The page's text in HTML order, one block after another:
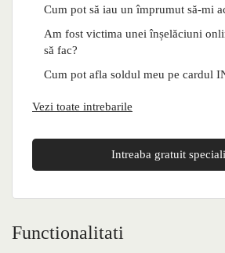
Cum pot să iau un împrumut să-mi
Am fost victima unei înșelăciuni
să fac?
Cum pot afla soldul meu pe cardul
Vezi toate intrebarile
Intreaba gratuit
Functionalitati